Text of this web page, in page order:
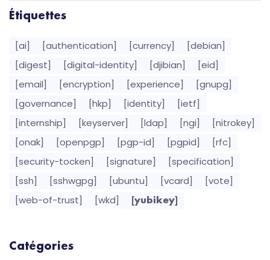
Étiquettes
[ai] [authentication] [currency]
[debian]
[digest]
[digital-identity] [djibian]
[eid]
[email]
[encryption] [experience]
[gnupg]
[governance]
[hkp] [identity]
[ietf]
[internship]
[keyserver] [ldap] [ngi]
[nitrokey]
[onak]
[openpgp] [pgp-id] [pgpid]
[rfc]
[security-tocken]
[signature]
[specification]
[ssh]
[sshwgpg] [ubuntu] [vcard]
[vote]
[web-of-trust]
[wkd] [yubikey]
Catégories